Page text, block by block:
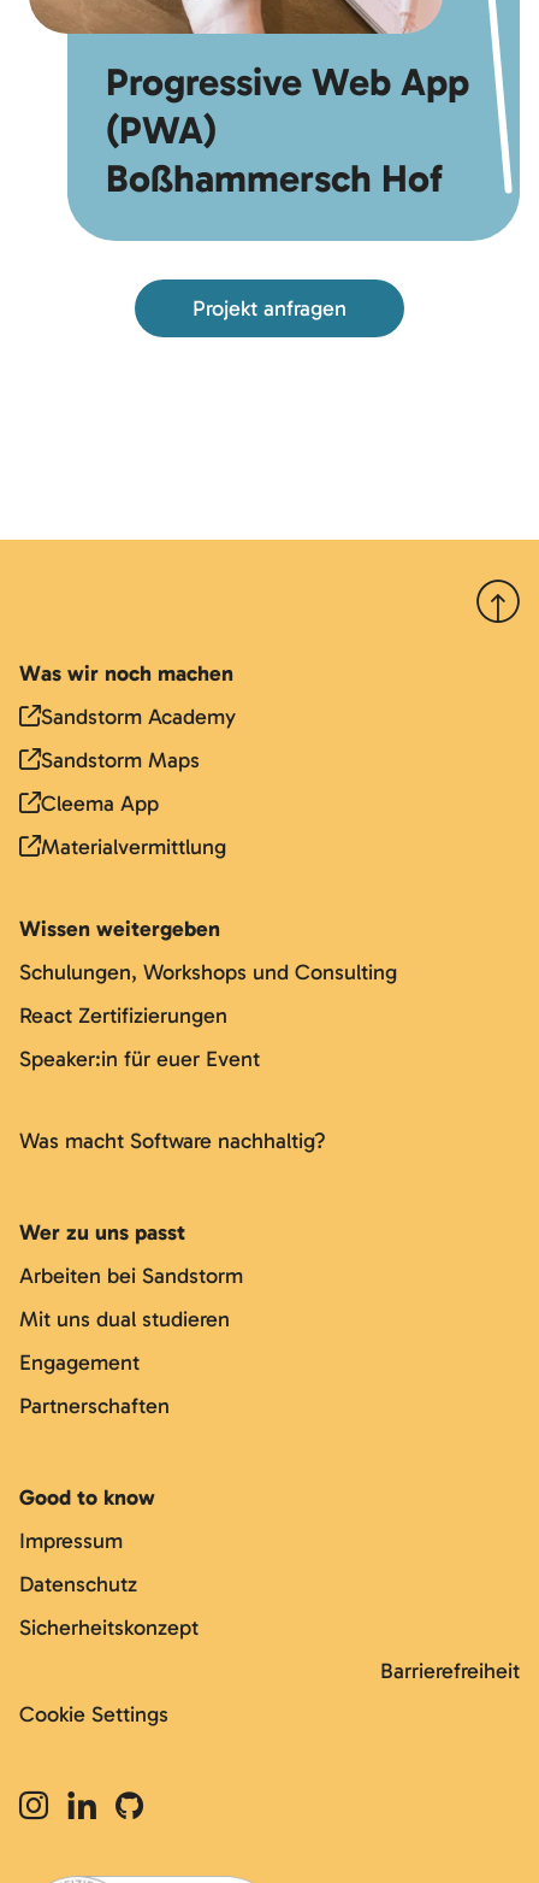
Progressive Web App
(PWA)
Boßhammersch Hof
Projekt anfragen
Nach
Was wir noch machen
Sandstorm Academy
Sandstorm Maps
Cleema App
Materialvermittlung
Wissen weitergeben
Schulungen, Workshops und Consulting
React Zertifizierungen
Speaker:in für euer Event
Was macht Software nachhaltig?
Wer zu uns passt
Arbeiten bei Sandstorm
Mit uns dual studieren
Engagement
Partnerschaften
Good to know
Impressum
Datenschutz
Sicherheitskonzept
Barrierefreiheit
Cookie Settings